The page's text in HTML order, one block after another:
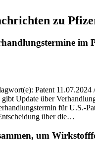
zu
im
Patent
Update über
für U.S.-
über die…
um